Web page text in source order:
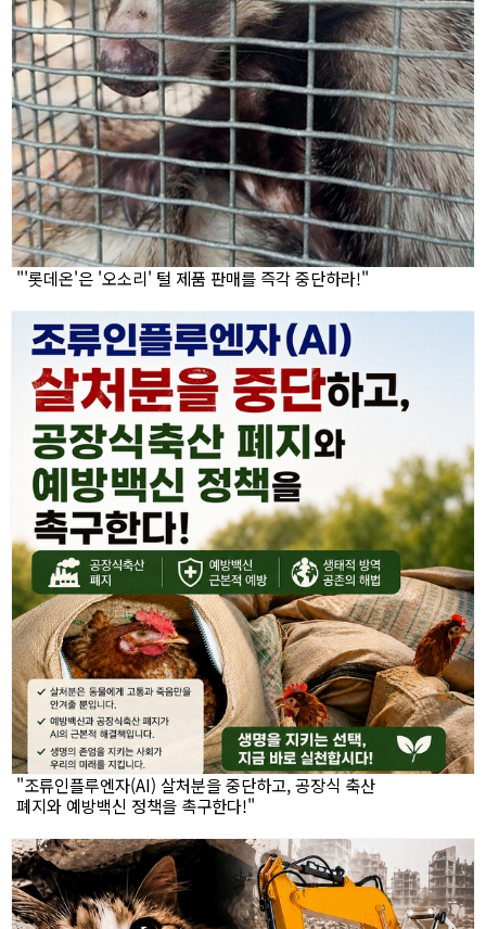
"'롯데온'은 '오소리' 털 제품 판매를 즉각 중단하라!"
"조류인플루엔자(AI) 살처분을 중단하고, 공장식 축산
폐지와 예방백신 정책을 촉구한다!"